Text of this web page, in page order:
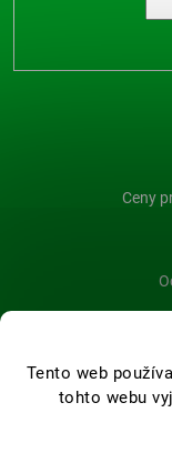
Tento web
tohto webu
Ceny